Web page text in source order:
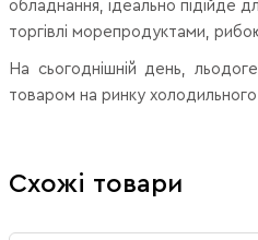
обладнання, ідеально підійде
торгівлі морепродуктами,
На сьогоднішній день,
товаром на ринку
Схожі товари